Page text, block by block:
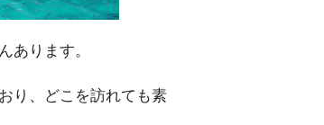
ります。
り、どこを訪れても素